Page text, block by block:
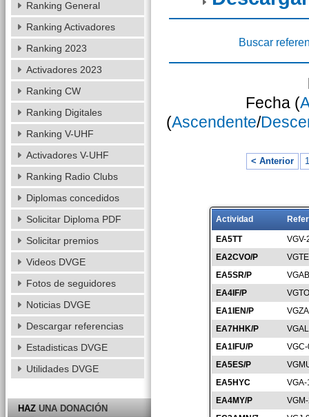
Buscar
Fecha (
(Ascendente/
< Anterior 1
Actividad
EA5TT
VGV-
EA2CVO/P
EA5SR/P
EA4IF/P
EA1IEN/P
EA7HHK/P
EA1IFU/P
EA5ES/P
EA5HYC
EA4MY/P
Ranking General
Ranking Activadores
Ranking 2023
Activadores 2023
Ranking CW
Ranking Digitales
Ranking V-UHF
Activadores V-UHF
Ranking Radio Clubs
Diplomas concedidos
Solicitar Diploma PDF
Solicitar premios
Videos DVGE
Fotos de seguidores
Noticias DVGE
Descargar referencias
Estadisticas DVGE
Utilidades DVGE
HAZUNA DONACIÓN